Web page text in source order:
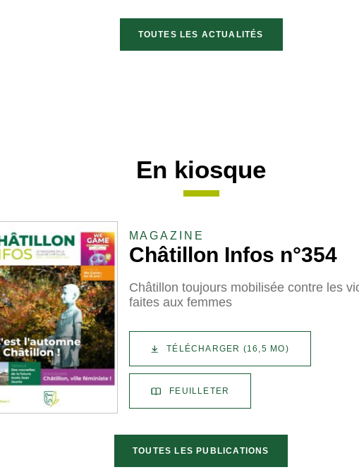
TOUTES LES ACTUALITÉS
En kiosque
MAGAZINE
Châtillon Infos n°354
Châtillon toujours mobilisée contre les
faites aux femmes
TÉLÉCHARGER (16,5 MO)
FEUILLETER
TOUTES LES PUBLICATIONS